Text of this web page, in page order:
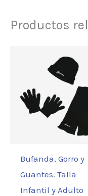
Productos
Bufanda, Gorro y
Guantes. Talla
Infantil y Adulto